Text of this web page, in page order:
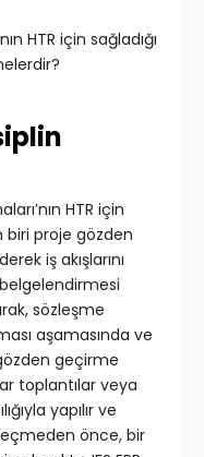
HTR için sağladığı
HTR için
biri proje gözden
iş akışlarını
belgelendirmesi
sözleşme
aşamasında ve
geçirme
toplantılar veya
yapılır ve
önce, bir